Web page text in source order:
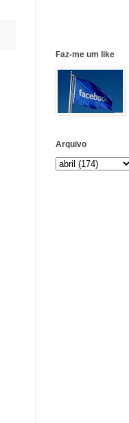
Faz-me um like
Arquivo